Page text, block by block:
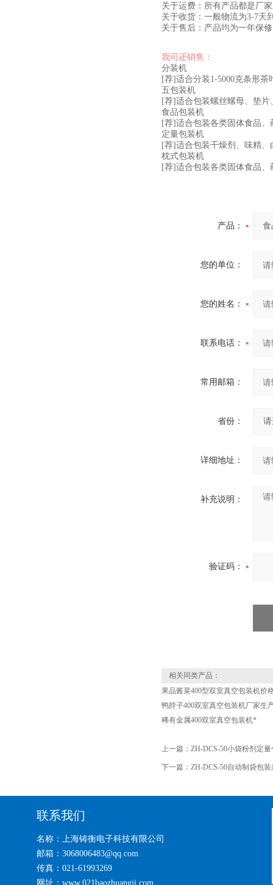
关于运费：所有产品都是厂
关于收货：一般物流为3-7天
关于售后：产品均为一年保
我司还销售：
分装机
[荐]适合分装1-5000克条形
五包装机
[荐]适合包装螺丝螺母、垫
食品包装机
[荐]适合包装各类固体食品
定量包装机
[荐]适合包装干燥剂、味精
枕式包装机
[荐]适合包装各类固体食品
产品：
您的单位：
您的姓名：
联系电话：
常用邮箱：
省份：
详细地址：
补充说明：
验证码：
相关同类产品：
果品酱菜400型双室真空包装机价
鸭脖子400双室真空包装机厂家生
稀有金属400双室真空包装机*
上一篇： ZH-DCS-50小袋粉剂定
下一篇： ZH-DCS-50自动制袋包
联系我们
名称：上海铸衡电子科技有限公司
邮箱：3068006483@qq.com
传真：021-61993269
网址：www.021baozhuangji.com